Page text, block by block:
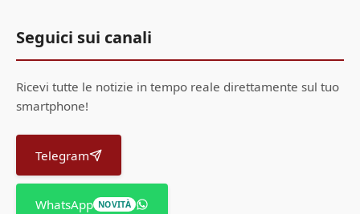
Seguici sui canali
Ricevi tutte le notizie in tempo reale direttamente sul tuo
smartphone!
Telegram
WhatsApp NOVITÀ